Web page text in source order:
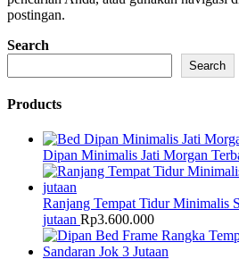
postingan.
Search
Search
Products
Dipan Minimalis Jati Morgan
Ranjang Tempat Tidur Minimalis
jutaan Rp3.600.000